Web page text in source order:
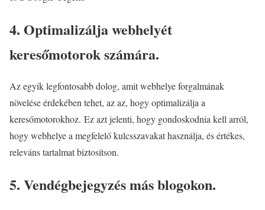
4. Optimalizálja webhelyét
keresőmotorok számára.
Az egyik legfontosabb dolog, amit webhelye forgalmának
növelése érdekében tehet, az az, hogy optimalizálja a
keresőmotorokhoz. Ez azt jelenti, hogy gondoskodnia kell arról,
hogy webhelye a megfelelő kulcsszavakat használja, és értékes,
releváns tartalmat biztosítson.
5. Vendégbejegyzés más blogokon.